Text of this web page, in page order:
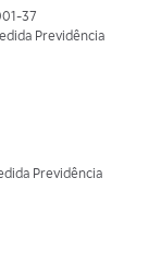
37
Previdência
Previdência